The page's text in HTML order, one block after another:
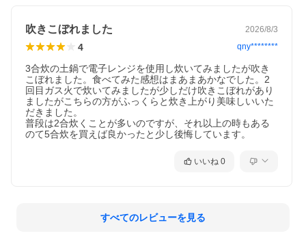
吹きこぼれました 2026/8/3
4 qny********
3合炊の土鍋で電子レンジを使用し炊いてみましたが吹き
こぼれました。食べてみた感想はまあまあかなでした。2
回目ガス火で炊いてみましたが少しだけ吹きこぼれがあり
ましたがこちらの方がふっくらと炊き上がり美味しいいた
だきました。
普段は2合炊くことが多いのですが、それ以上の時もある
のて5合炊を買えば良かったと少し後悔しています。
いいね 0
すべてのレビューを見る